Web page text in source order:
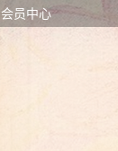
会员中心